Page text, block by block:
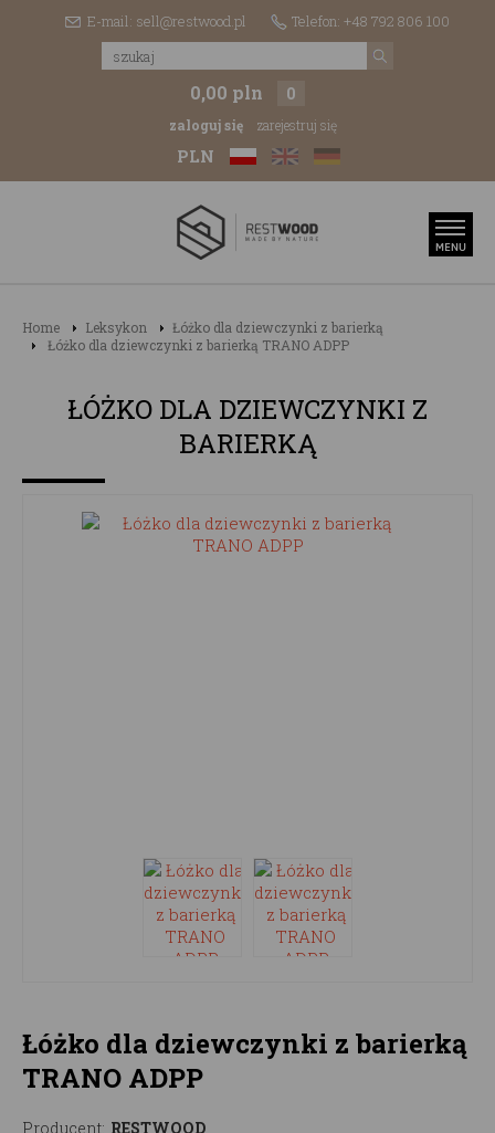
E-mail: sell@restwood.pl Telefon: +48 792 806 100
0,00 pln 0
zaloguj się zarejestruj się
PLN
Home Leksykon
Łóżko dla dziewczynki z barierką
Łóżko dla dziewczynki z barierką TRANO ADPP
ŁÓŻKO DLA DZIEWCZYNKI Z
BARIERKĄ
Łóżko dla dziewczynki z barierką
TRANO ADPP
Producent: RESTWOOD